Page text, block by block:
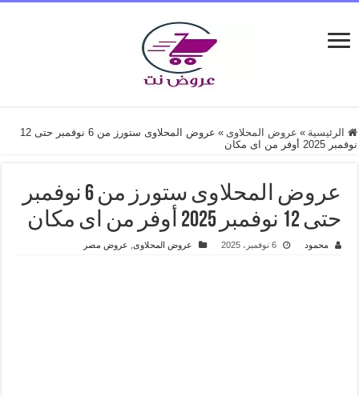
الرئيسية » عروض المحلاوى »
عروض المحلاوى ستورز من 6 نوفمبر حتى 12
نوفمبر 2025 أوفر من اى مكان
عروض المحلاوى ستورز من 6 نوفمبر
حتى 12 نوفمبر 2025 أوفر من اى مكان
محمود 6 نوفمبر، 2025 عروض المحلاوى, عروض مصر